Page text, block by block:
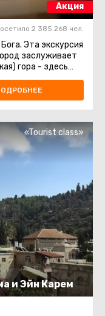
Акция
2 385 268 чел.
Эта экскурсия
заслуживает
гора - здесь
и Эйн Карем
«Tourist class»